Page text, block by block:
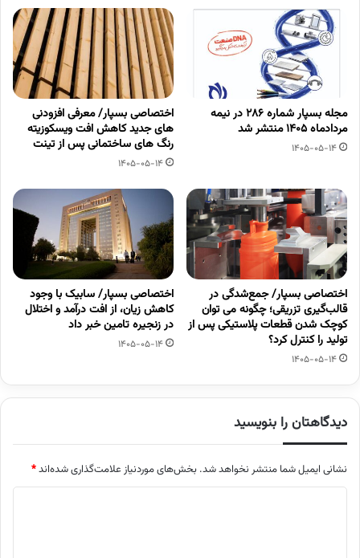
مجله بسپار شماره 286 در نیمه
مردادماه 1405 منتشر شد
1405-05-14
اختصاصی بسپار/ معرفی افزودنی
های جدید کاهش افت ویسکوزیته
رنگ های ساختمانی پس از تینت
1405-05-14
اختصاصی بسپار/ جمع‌شدگی در
قالب‌گیری تزریقی؛ چگونه می توان
کوچک شدن قطعات پلاستیکی پس از
تولید را کنترل کرد؟
1405-05-14
اختصاصی بسپار/ سابیک با وجود
کاهش زیان، از افت درآمد و اختلال
در زنجیره تامین خبر داد
1405-05-14
دیدگاهتان را بنویسید
نشانی ایمیل شما منتشر نخواهد شد. بخش‌های موردنیاز علامت‌گذاری شده‌اند*